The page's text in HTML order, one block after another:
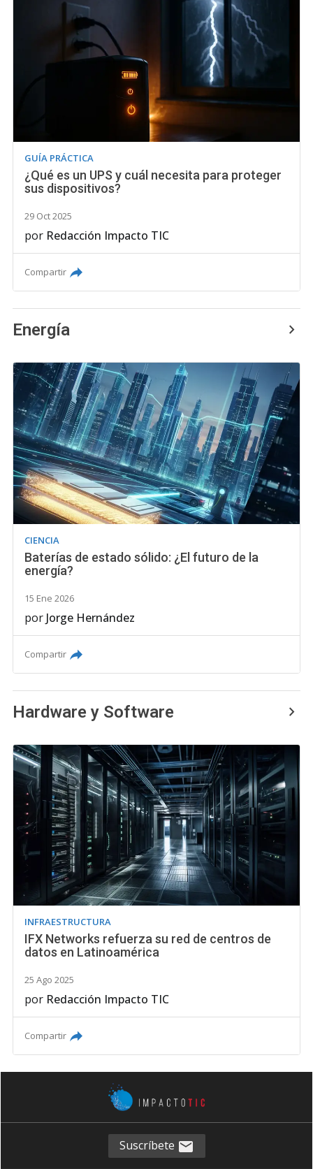
GUÍA PRÁCTICA
¿Qué es un UPS y cuál necesita para proteger
sus dispositivos?
29 Oct 2025
por Redacción Impacto TIC
Compartir
Energía
CIENCIA
Baterías de estado sólido: ¿El futuro de la
energía?
15 Ene 2026
por Jorge Hernández
Compartir
Hardware y Software
INFRAESTRUCTURA
IFX Networks refuerza su red de centros de
datos en Latinoamérica
25 Ago 2025
por Redacción Impacto TIC
Compartir
Suscríbete